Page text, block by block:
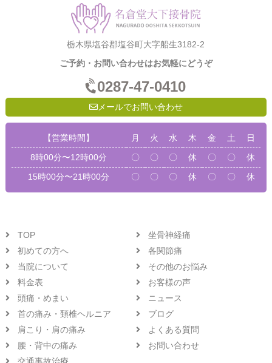
栃木県塩谷郡塩谷町大字船生3182-2
ご予約・お問い合わせはお気軽にどうぞ
0287-47-0410
メールでお問い合わせ
【営業時間】 月 火 水 木 金 土
日
8時00分〜12時00分
〇 〇 〇 休 〇 〇
休
15時00分〜21時00分
〇 〇 〇 休 〇 〇 休
TOP
初めての方へ
当院について
料金表
頭痛・めまい
首の痛み・頚椎ヘルニア
肩こり・肩の痛み
腰・背中の痛み
坐骨神経痛
各関節痛
その他のお悩み
お客様の声
ニュース
ブログ
よくある質問
お問い合わせ